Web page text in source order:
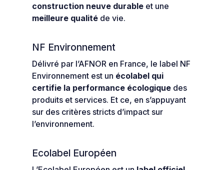
construction neuve durable et une
meilleure qualité de vie.
NF Environnement
Délivré par l’AFNOR en France, le label NF
Environnement est un écolabel qui
certifie la performance écologique des
produits et services. Et ce, en s’appuyant
sur des critères stricts d’impact sur
l’environnement.
Ecolabel Européen